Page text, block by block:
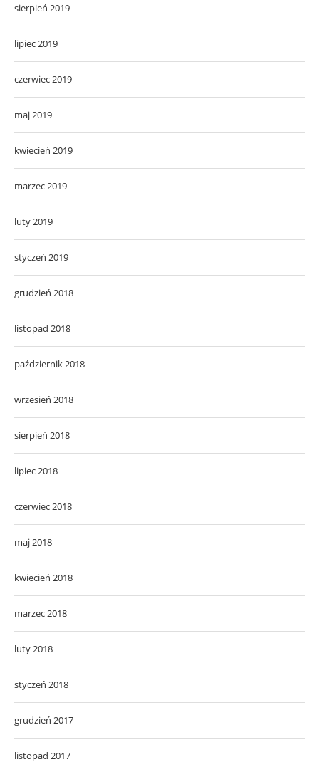
sierpień 2019
lipiec 2019
czerwiec 2019
maj 2019
kwiecień 2019
marzec 2019
luty 2019
styczeń 2019
grudzień 2018
listopad 2018
październik 2018
wrzesień 2018
sierpień 2018
lipiec 2018
czerwiec 2018
maj 2018
kwiecień 2018
marzec 2018
luty 2018
styczeń 2018
grudzień 2017
listopad 2017